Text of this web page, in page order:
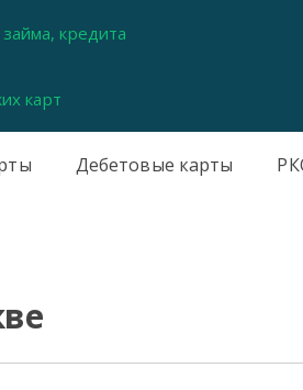
Дебетовые карты